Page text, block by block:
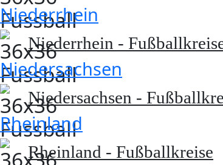
Niederrhein
Niederrhein -
Niedersachsen
Niedersachsen -
Rheinland
Rheinland - Fußballkreise